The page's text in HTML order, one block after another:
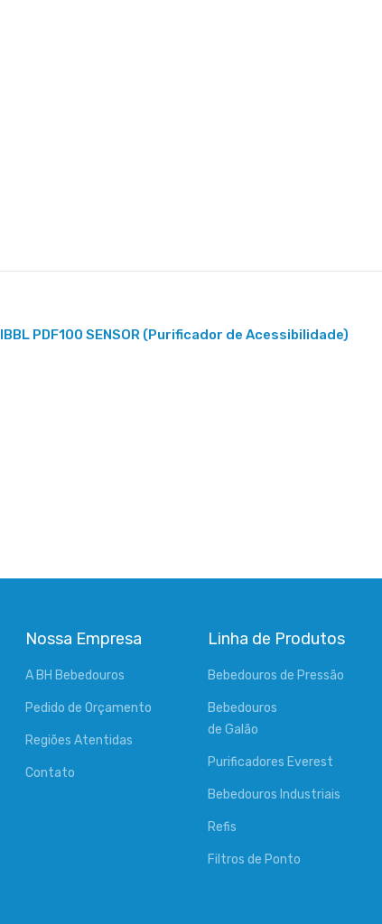
IBBL PDF100 SENSOR (Purificador de Acessibilidade)
Nossa Empresa
A BH Bebedouros
Pedido de Orçamento
Regiões Atentidas
Contato
Linha de Produtos
Bebedouros de Pressão
Bebedouros
de Galão
Purificadores Everest
Bebedouros Industriais
Refis
Filtros de Ponto